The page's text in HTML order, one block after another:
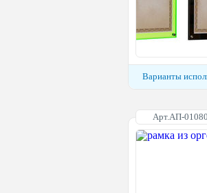
Варианты
Арт.АП-